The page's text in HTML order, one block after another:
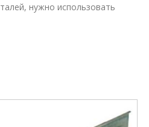
нужно использовать